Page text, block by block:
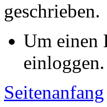
geschrieben.
Um einen
einloggen.
Seitenanfang